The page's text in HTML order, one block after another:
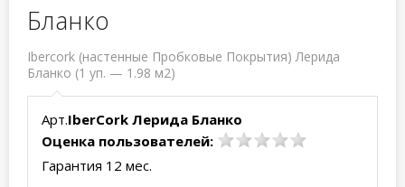
Бланко
Ibercork (настенные Пробковые Покрытия) Лерида
Бланко (1 уп. — 1.98 м2)
Арт.IberCork Лерида Бланко
Оценка пользователей:
Гарантия 12 мес.